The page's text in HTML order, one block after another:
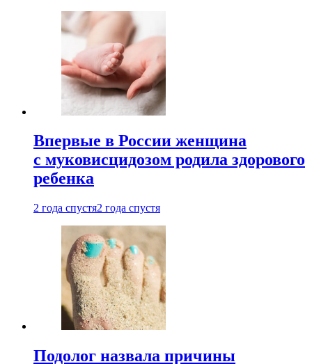
Впервые в России женщина
с муковисцидозом родила здорового
ребенка
2 года спустя2 года спустя
Подолог назвала причины